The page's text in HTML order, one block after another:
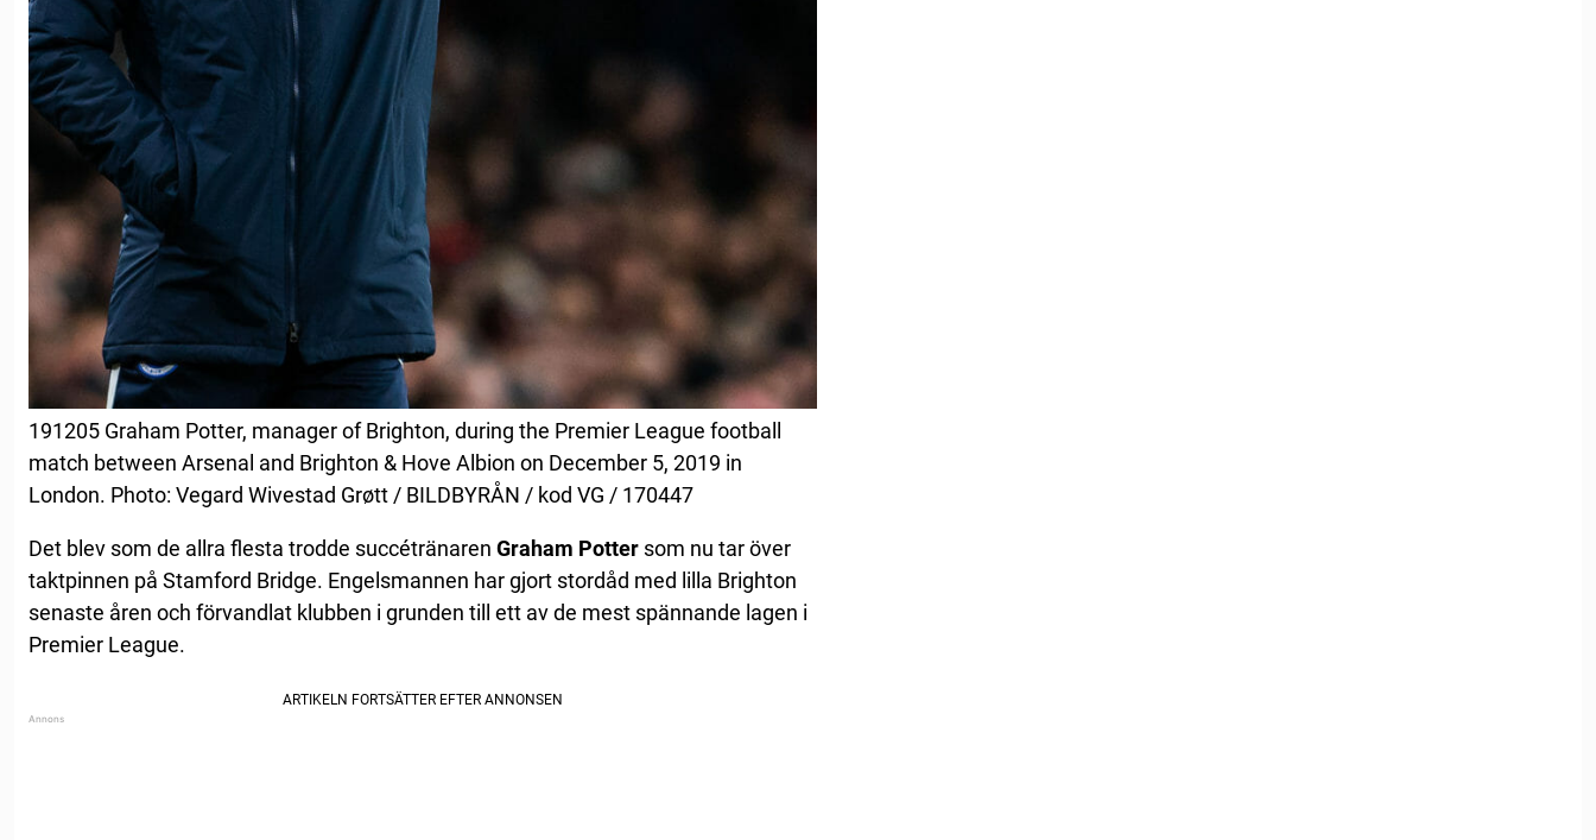
191205 Graham Potter, manager of Brighton, during the Premier League football
match between Arsenal and Brighton & Hove Albion on December 5, 2019 in
London. Photo: Vegard Wivestad Grøtt / BILDBYRÅN / kod VG / 170447
Det blev som de allra flesta trodde succétränaren Graham Potter som nu tar över
taktpinnen på Stamford Bridge. Engelsmannen har gjort stordåd med lilla Brighton
senaste åren och förvandlat klubben i grunden till ett av de mest spännande lagen i
Premier League.